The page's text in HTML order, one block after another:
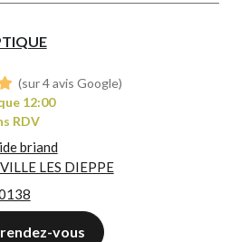
(sur 4 avis Google)
12:00
RDV
briand
LES DIEPPE
vous